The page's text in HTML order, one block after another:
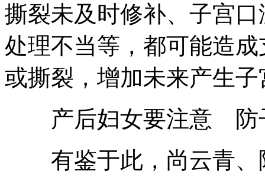
撕裂未及时修补、子宫
处理不当等，都可能造
或撕裂，增加未来产生
产后妇女要注意 防
有鉴于此，尚云青、